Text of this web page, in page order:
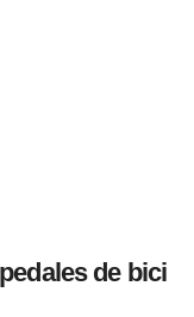
de bici